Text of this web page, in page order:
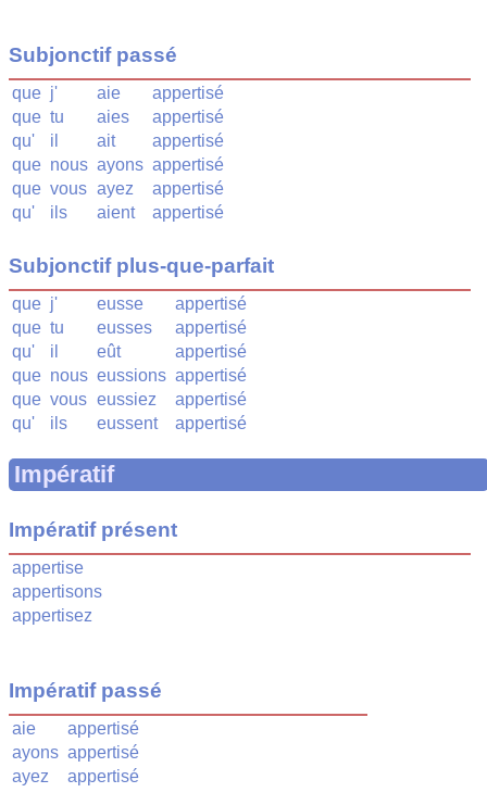
Subjonctif passé
que j' aie
appertisé
que tu aies
appertisé
qu'
il ait
appertisé
que nous ayons appertisé
que vous ayez
appertisé
qu'
ils aient appertisé
Subjonctif plus-que-parfait
que j' eusse
appertisé
que tu eusses
appertisé
qu'
il eût
appertisé
que nous eussions appertisé
que vous eussiez
appertisé
qu'
ils eussent appertisé
Impératif
Impératif présent
appertise
appertisons
appertisez
Impératif passé
aie
appertisé
ayons appertisé
ayez
appertisé